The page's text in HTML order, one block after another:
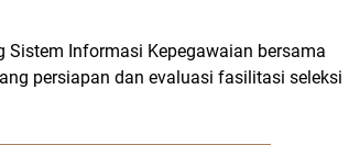
Sistem Informasi Kepegawaian bersama
persiapan dan evaluasi fasilitasi seleksi